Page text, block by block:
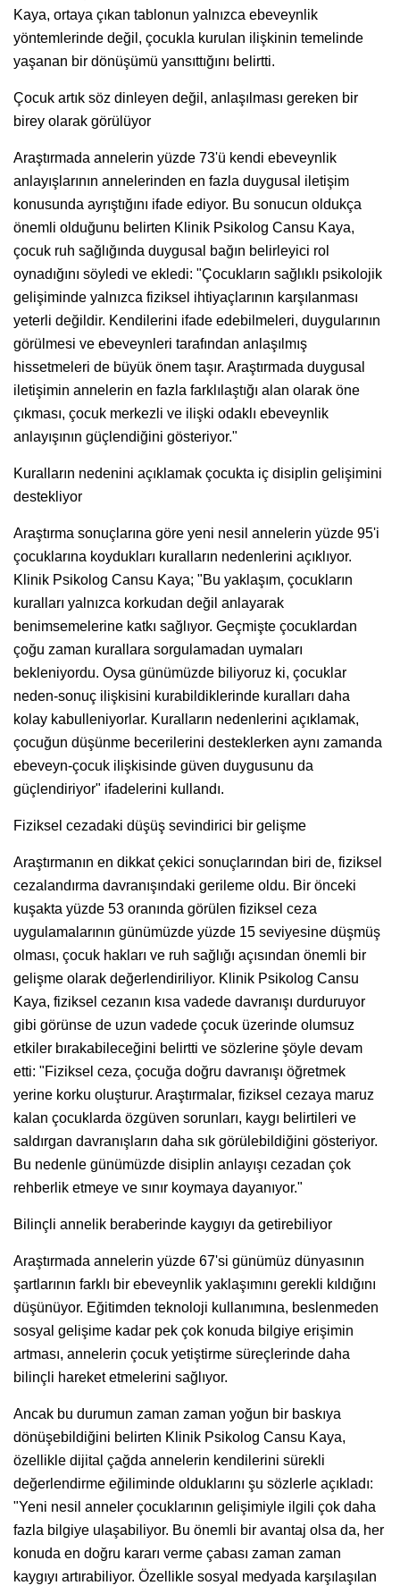
Kaya, ortaya çıkan tablonun yalnızca ebeveynlik
yöntemlerinde değil, çocukla kurulan ilişkinin temelinde
yaşanan bir dönüşümü yansıttığını belirtti.
Çocuk artık söz dinleyen değil, anlaşılması gereken bir
birey olarak görülüyor
Araştırmada annelerin yüzde 73'ü kendi ebeveynlik
anlayışlarının annelerinden en fazla duygusal iletişim
konusunda ayrıştığını ifade ediyor. Bu sonucun oldukça
önemli olduğunu belirten Klinik Psikolog Cansu Kaya,
çocuk ruh sağlığında duygusal bağın belirleyici rol
oynadığını söyledi ve ekledi: "Çocukların sağlıklı psikolojik
gelişiminde yalnızca fiziksel ihtiyaçlarının karşılanması
yeterli değildir. Kendilerini ifade edebilmeleri, duygularının
görülmesi ve ebeveynleri tarafından anlaşılmış
hissetmeleri de büyük önem taşır. Araştırmada duygusal
iletişimin annelerin en fazla farklılaştığı alan olarak öne
çıkması, çocuk merkezli ve ilişki odaklı ebeveynlik
anlayışının güçlendiğini gösteriyor."
Kuralların nedenini açıklamak çocukta iç disiplin gelişimini
destekliyor
Araştırma sonuçlarına göre yeni nesil annelerin yüzde 95'i
çocuklarına koydukları kuralların nedenlerini açıklıyor.
Klinik Psikolog Cansu Kaya; "Bu yaklaşım, çocukların
kuralları yalnızca korkudan değil anlayarak
benimsemelerine katkı sağlıyor. Geçmişte çocuklardan
çoğu zaman kurallara sorgulamadan uymaları
bekleniyordu. Oysa günümüzde biliyoruz ki, çocuklar
neden-sonuç ilişkisini kurabildiklerinde kuralları daha
kolay kabulleniyorlar. Kuralların nedenlerini açıklamak,
çocuğun düşünme becerilerini desteklerken aynı zamanda
ebeveyn-çocuk ilişkisinde güven duygusunu da
güçlendiriyor" ifadelerini kullandı.
Fiziksel cezadaki düşüş sevindirici bir gelişme
Araştırmanın en dikkat çekici sonuçlarından biri de, fiziksel
cezalandırma davranışındaki gerileme oldu. Bir önceki
kuşakta yüzde 53 oranında görülen fiziksel ceza
uygulamalarının günümüzde yüzde 15 seviyesine düşmüş
olması, çocuk hakları ve ruh sağlığı açısından önemli bir
gelişme olarak değerlendiriliyor. Klinik Psikolog Cansu
Kaya, fiziksel cezanın kısa vadede davranışı durduruyor
gibi görünse de uzun vadede çocuk üzerinde olumsuz
etkiler bırakabileceğini belirtti ve sözlerine şöyle devam
etti: "Fiziksel ceza, çocuğa doğru davranışı öğretmek
yerine korku oluşturur. Araştırmalar, fiziksel cezaya maruz
kalan çocuklarda özgüven sorunları, kaygı belirtileri ve
saldırgan davranışların daha sık görülebildiğini gösteriyor.
Bu nedenle günümüzde disiplin anlayışı cezadan çok
rehberlik etmeye ve sınır koymaya dayanıyor."
Bilinçli annelik beraberinde kaygıyı da getirebiliyor
Araştırmada annelerin yüzde 67'si günümüz dünyasının
şartlarının farklı bir ebeveynlik yaklaşımını gerekli kıldığını
düşünüyor. Eğitimden teknoloji kullanımına, beslenmeden
sosyal gelişime kadar pek çok konuda bilgiye erişimin
artması, annelerin çocuk yetiştirme süreçlerinde daha
bilinçli hareket etmelerini sağlıyor.
Ancak bu durumun zaman zaman yoğun bir baskıya
dönüşebildiğini belirten Klinik Psikolog Cansu Kaya,
özellikle dijital çağda annelerin kendilerini sürekli
değerlendirme eğiliminde olduklarını şu sözlerle açıkladı:
"Yeni nesil anneler çocuklarının gelişimiyle ilgili çok daha
fazla bilgiye ulaşabiliyor. Bu önemli bir avantaj olsa da, her
konuda en doğru kararı verme çabası zaman zaman
kaygıyı artırabiliyor. Özellikle sosyal medyada karşılaşılan